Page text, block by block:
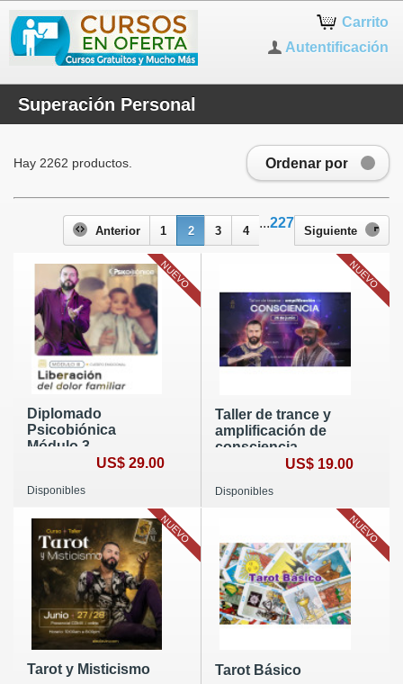
Carrito
Autentificación
Superación Personal
Ordenar por
Hay 2262 productos.
Anterior 1 2 3 4
...227
Siguiente
Diplomado
Psicobiónica
Módulo 3
US$ 29.00
Disponibles
NUEVO
Taller de trance y
amplificación de
consciencia
US$ 19.00
Disponibles
NUEVO
Tarot y Misticismo
NUEVO
Tarot Básico
NUEVO